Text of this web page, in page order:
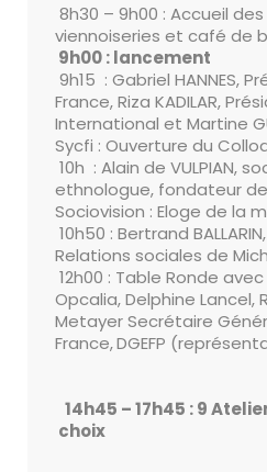
8h30 – 9h00 : Accueil
viennoiseries et café de
9h00 : lancement
9h15 : Gabriel HANNES,
France, Riza KADILAR,
International et Martine
Sycfi : Ouverture du
10h : Alain de VULPIAN,
ethnologue, fondateur
Sociovision : Eloge de la
10h50 : Bertrand
Relations sociales de
12h00 : Table Ronde avec
Opcalia, Delphine Lancel,
Metayer Secrétaire
France,DGEFP
14h45 – 17h45 : 9